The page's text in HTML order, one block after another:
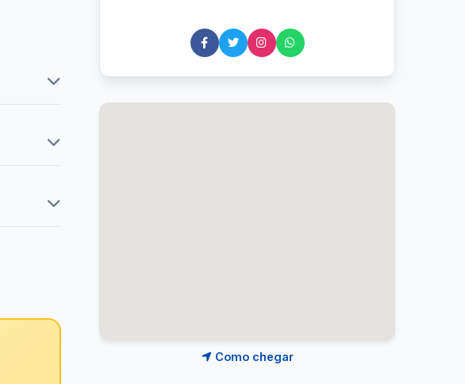
Como chegar